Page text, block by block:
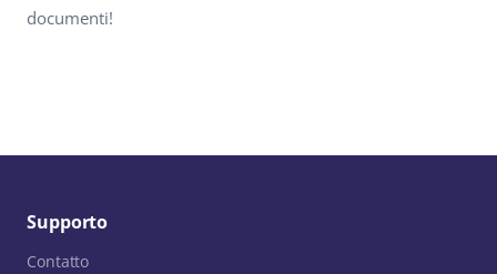
documenti!
Supporto
Contatto